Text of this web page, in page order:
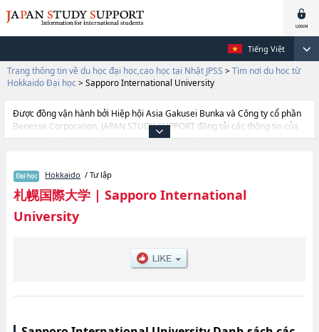
Tiếng Việt
Trang thông tin về du học đại học,cao học tại Nhật JPSS > Tìm nơi du học từ
Hokkaido Đại học > Sapporo International University
Được đồng vận hành bởi Hiệp hội Asia Gakusei Bunka và Công ty cổ phần
Benesse Corporation, JAPAN STUDY SUPPORT đăng tải các thông tin của
khoảng 1.300 trường đại học, cao học, trường đại học ngắn hạn, trường
và thông tin cần thiết dành cho du học sinh, như là về các Ngành Nhân
vănhoặcNgành Du lịchhoặcNgành Khoa học Thể thao và Con người, thông
tin về từng ngành học, thông tin liên quan đến thi tuyển như số lượng
tuyển sinh, số lượng trúng tuyển, cở sở trang thiết bị, hướng dẫn địa điểm
Hokkaido / Tư lập
札幌国際大学| Sapporo International
University